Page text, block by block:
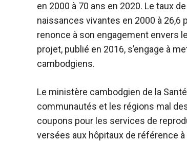
en 2000 à 70 ans en 2020. Le taux
naissances vivantes en 2000 à 26,6
renonce à son engagement envers
projet, publié en 2016, s’engage à
cambodgiens.
Le ministère cambodgien de la
communautés et les régions mal
coupons pour les services de
versées aux hôpitaux de référence